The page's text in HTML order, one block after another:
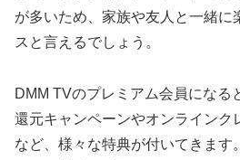
が多いため、家族や友人と一緒に
スと言えるでしょう。
DMM TVのプレミアム会員になる
還元キャンペーンやオンラインク
など、様々な特典が付いてきます